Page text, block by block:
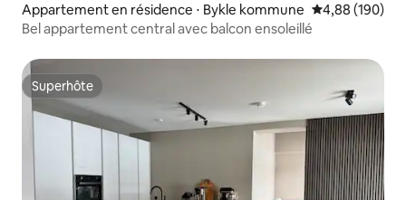
Appartement en résidence ⋅ Bykle kommune Évaluation
4,88 (190)
Bel appartement central avec balcon ensoleillé
Superhôte
Superhôte